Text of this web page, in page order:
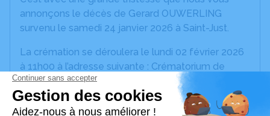
annonçons le décès de Gerard OUWERLING
survenu le samedi 24 janvier 2026 à Saint-Just.
La crémation se déroulera le lundi 02 février 2026
à 11h00 à l’adresse suivante : Crématorium de
Nimes - Gard - 490 Rue Max Chabaud - 30000
Nîmes.
Le lendemain, mardi 03 février 2026, l'inhumation